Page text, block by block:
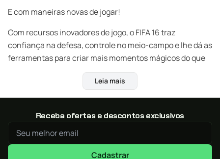
E com maneiras novas de jogar!
Com recursos inovadores de jogo, o FIFA 16 traz
confiança na defesa, controle no meio-campo e lhe dá as
ferramentas para criar mais momentos mágicos do que
Tanto os novos fãs da série quanto os jogadores
competir num nível mais elevado com o novo Treinador
FIFA.
Inovação no campo todo. Maneiras novas de jogar.
Leia mais
Receba ofertas e descontos exclusivos
Cadastrar